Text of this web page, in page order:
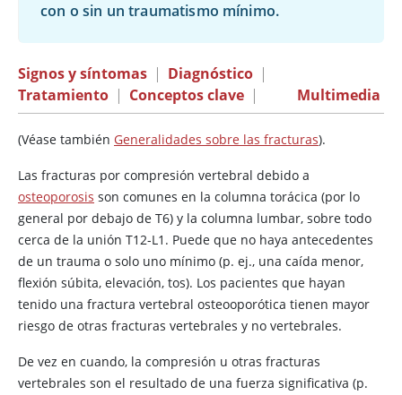
con o sin un traumatismo mínimo.
Signos y síntomas | Diagnóstico |
Tratamiento | Conceptos clave | Multimedia
(Véase también Generalidades sobre las fracturas).
Las fracturas por compresión vertebral debido a
osteoporosis son comunes en la columna torácica (por lo
general por debajo de T6) y la columna lumbar, sobre todo
cerca de la unión T12-L1. Puede que no haya antecedentes
de un trauma o solo uno mínimo (p. ej., una caída menor,
flexión súbita, elevación, tos). Los pacientes que hayan
tenido una fractura vertebral osteooporótica tienen mayor
riesgo de otras fracturas vertebrales y no vertebrales.
De vez en cuando, la compresión u otras fracturas
vertebrales son el resultado de una fuerza significativa (p.